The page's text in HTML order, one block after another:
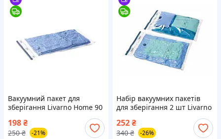
Вакуумний пакет для
зберігання Livarno Home 90
х 120 см вакуумний мішок/
чохол для зберігання
білизни, одягу
198₴
250 ₴ -21%
Набір вакуумних пакетів
для зберігання 2 шт Livarno
вакуумний мішок для
зберігання речей
252₴
340 ₴ -26%